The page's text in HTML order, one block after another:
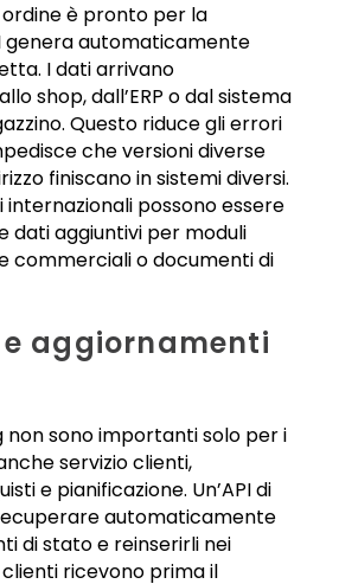
è pronto per la
genera automaticamente
I dati arrivano
shop, dall’ERP o dal sistema
Questo riduce gli errori
che versioni diverse
finiscano in sistemi diversi.
internazionali possono essere
dati aggiuntivi per moduli
commerciali o documenti di
aggiornamenti
non sono importanti solo per i
servizio clienti,
e pianificazione. Un’API di
automaticamente
di stato e reinserirli nei
ricevono prima il